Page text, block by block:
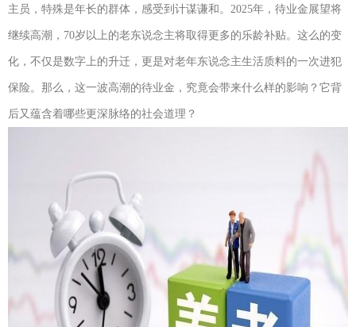
主员，特殊是年长的群体，感受到计谋谦和。2025年，待业金展望将
继续高潮，70岁以上的老东说念主将取得更多的乐龄补贴。这么的变
化，不仅是数字上的升迁，更是对老年东说念主生活质料的一次进犯
保险。那么，这一波高潮的待业金，究竟会带来什么样的影响？它背
后又蕴含着哪些更深脉络的社会道理？